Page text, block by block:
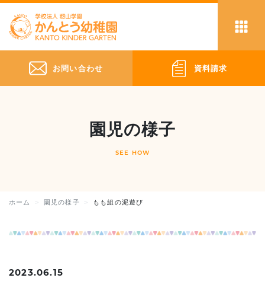
お問い合わせ 資料請求
園児の様子
SEE HOW
ホーム 園児の様子 もも組の泥遊び
2023.06.15